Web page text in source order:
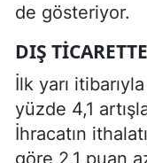
de gösteriyor.
DIŞ
İlk yarı
yüzde 4,1
İhracatın
göre 2,1 puan